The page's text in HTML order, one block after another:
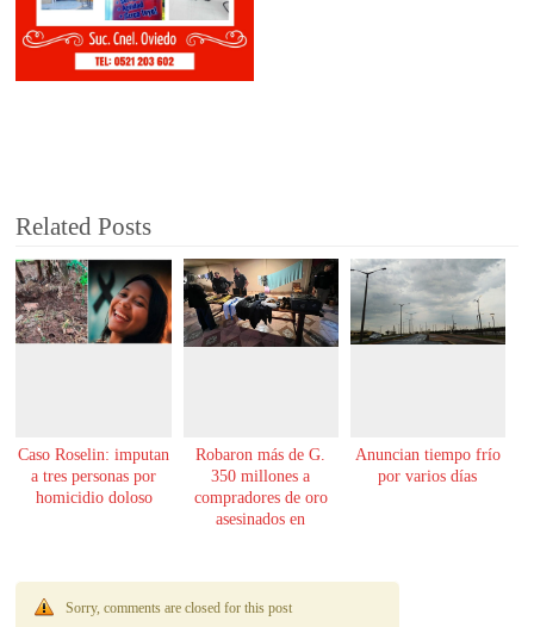
Related Posts
Caso Roselin: imputan
a tres personas por
homicidio doloso
Robaron más de G.
350 millones a
compradores de oro
asesinados en
Anuncian tiempo frío
por varios días
Sorry, comments are closed for this post